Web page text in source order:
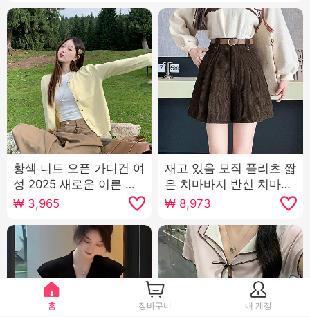
황색 니트 오픈 가디건 여
성 2025 새로운 이른 가
을 착용 잡아라. 의류 라
운드 넥 재킷 스웨터 가을
겨울
₩ 3,965
재고 있음 모직 플리츠 짧
은 치마바지 반신 치마바
지 여성 코듀로이 한 마디
새로운 부츠 바지
₩ 8,973
홈 장바구니 내 계정